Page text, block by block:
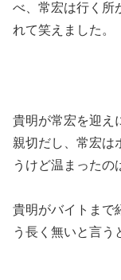
べ、常宏は行く所
れて笑えました。
貴明が常宏を迎え
親切だし、常宏は
うけど温まったの
貴明がバイトまで
う長く無いと言う